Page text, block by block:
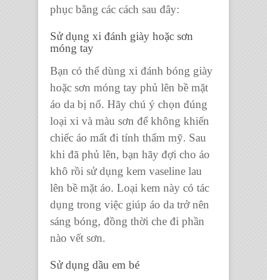
phục bằng các cách sau đây:
Sử dụng xi đánh giày hoặc sơn
móng tay
Bạn có thể dùng xi đánh bóng giày
hoặc sơn móng tay phủ lên bề mặt
áo da bị nổ. Hãy chú ý chọn đúng
loại xi và màu sơn để không khiến
chiếc áo mất đi tính thẩm mỹ. Sau
khi đã phủ lên, bạn hãy đợi cho áo
khô rồi sử dụng kem vaseline lau
lên bề mặt áo. Loại kem này có tác
dụng trong việc giúp áo da trở nên
sáng bóng, đồng thời che đi phần
nào vết sơn.
Sử dụng dầu em bé